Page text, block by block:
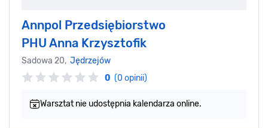
Annpol Przedsiębiorstwo
PHU Anna Krzysztofik
Sadowa 20, Jędrzejów
0 (0 opinii)
Warsztat nie udostępnia kalendarza online.